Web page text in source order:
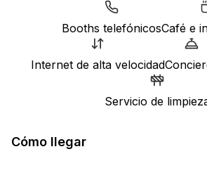
Booths telefónicosCafé e
Internet de alta velocidad
Servicio de
Cómo llegar